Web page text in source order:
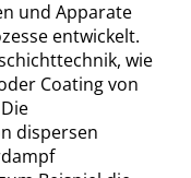
und Apparate
entwickelt.
wie
Coating von
dispersen